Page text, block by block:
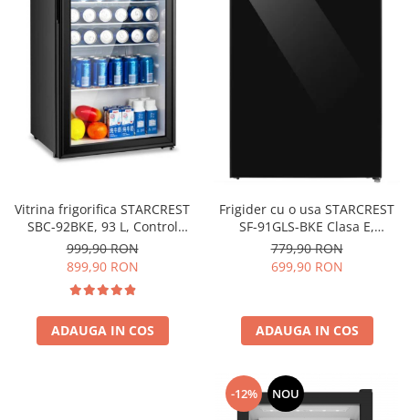
Vitrina frigorifica STARCREST
SBC-92BKE, 93 L, Control
temperatura, Usa sticla, H
83.2 cm, Negru
999,90 RON
899,90 RON
ADAUGA IN COS
Frigider cu o usa STARCREST
SF-91GLS-BKE Clasa E,
Capacitate 91L, Iluminare
interioara, H 83 cm, Sticla
Neagra
779,90 RON
699,90 RON
ADAUGA IN COS
-12% NOU